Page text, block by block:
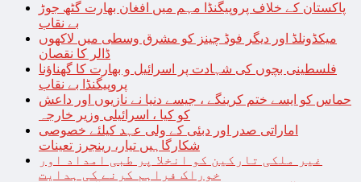
پاکستان کے خلاف پروپیگنڈا مہم میں افغان بھارت گٹھ جوڑ
بے نقاب
میکڈونلڈ اور دیگر فوڈ چینز کو مشرق وسطی میں لاکھوں
ڈالر کا نقصان
فلسطینی بچوں کی شہادت پر اسرائیل و بھارت کا گھناؤنا
پروپیگنڈا بے نقاب
حماس کو ایسے ختم کرینگے ، جیسے دنیا نے نازیوں اور داعش
کو کیا ، اسرائیلی وزیر خارجہ
اماراتی صدر اور دبئی کے ولی عہد کیلئے خصوصی
شکارگاہیں تیار، رینجرز تعینات
غیر ملکی تارکین کو انخلا پر طبی امداد اور
خوراک فراہم کرنے کی ہدایت